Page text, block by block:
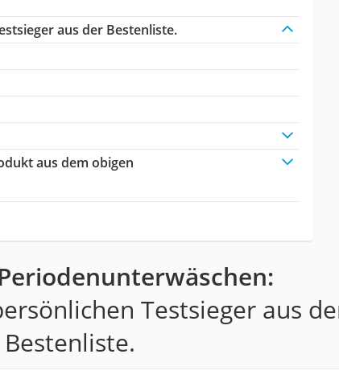
aus der Bestenliste.
aus dem obigen
Testsieger aus
Bestenliste.